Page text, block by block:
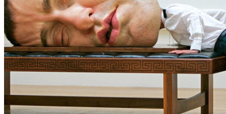
Reddit
Pinterest
Whatsapp
Whatsapp